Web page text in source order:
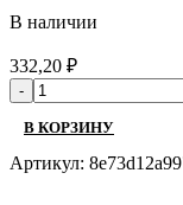
В наличии
332,20 ₽
В КОРЗИНУ
Артикул: